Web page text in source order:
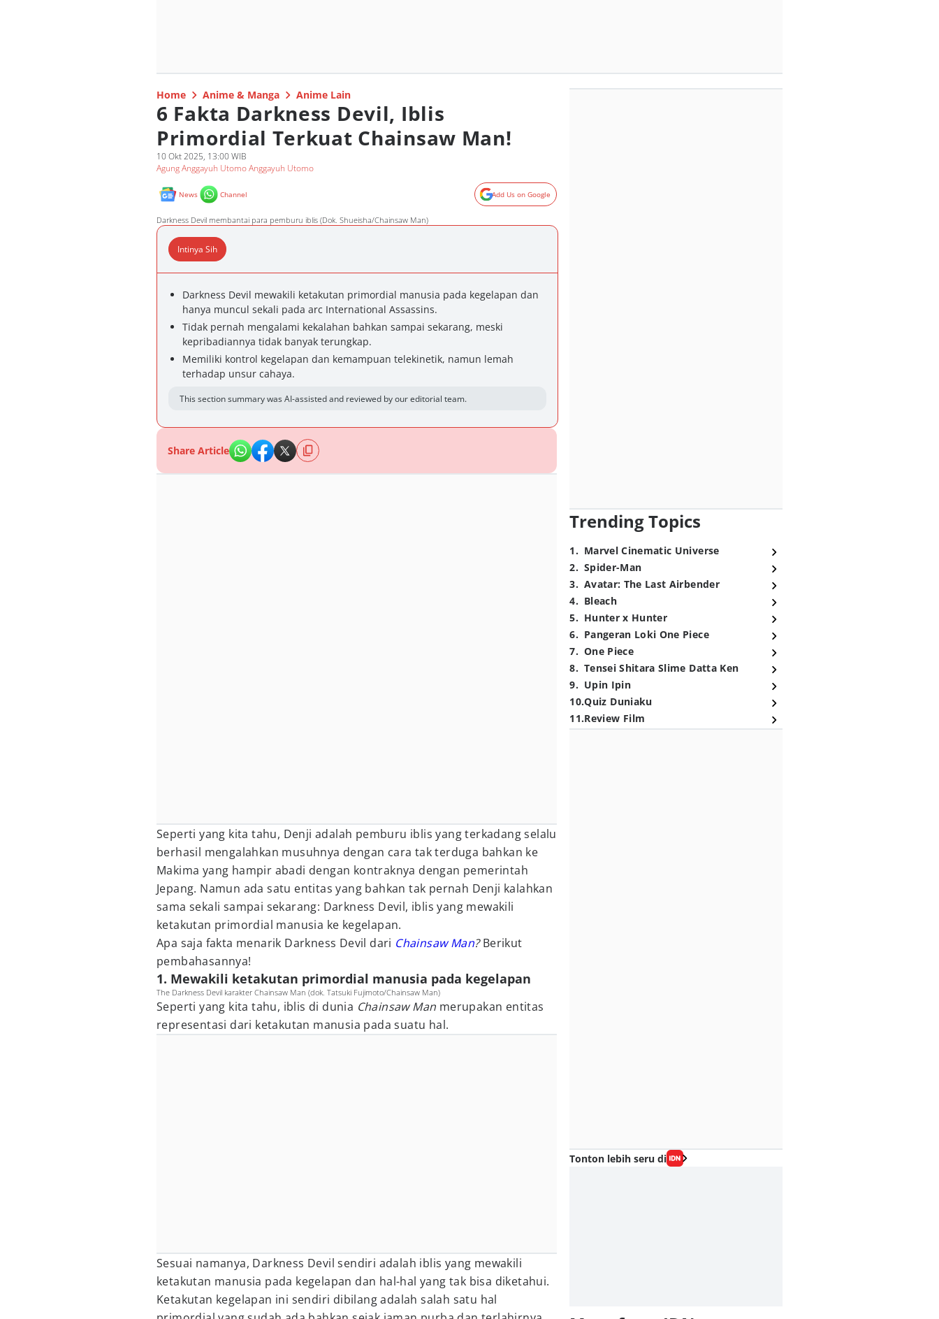
Home Anime & Manga Anime Lain
6 Fakta Darkness Devil, Iblis
Primordial Terkuat Chainsaw Man!
10 Okt 2025, 13:00 WIB
Agung Anggayuh Utomo Anggayuh Utomo
News Channel Add Us on Google
Darkness Devil membantai para pemburu iblis (Dok. Shueisha/Chainsaw Man)
Intinya Sih
Darkness Devil mewakili ketakutan primordial manusia pada kegelapan dan
hanya muncul sekali pada arc International Assassins.
Tidak pernah mengalami kekalahan bahkan sampai sekarang, meski
kepribadiannya tidak banyak terungkap.
Memiliki kontrol kegelapan dan kemampuan telekinetik, namun lemah
terhadap unsur cahaya.
This section summary was AI-assisted and reviewed by our editorial team.
Share Article
Seperti yang kita tahu, Denji adalah pemburu iblis yang terkadang selalu
berhasil mengalahkan musuhnya dengan cara tak terduga bahkan ke
Makima yang hampir abadi dengan kontraknya dengan pemerintah
Jepang. Namun ada satu entitas yang bahkan tak pernah Denji kalahkan
sama sekali sampai sekarang: Darkness Devil, iblis yang mewakili
ketakutan primordial manusia ke kegelapan.
Apa saja fakta menarik Darkness Devil dari Chainsaw Man?Berikut
pembahasannya!
1. Mewakili ketakutan primordial manusia pada kegelapan
The Darkness Devil karakter Chainsaw Man (dok. Tatsuki Fujimoto/Chainsaw Man)
Seperti yang kita tahu, iblis di dunia Chainsaw Man merupakan entitas
representasi dari ketakutan manusia pada suatu hal.
Sesuai namanya, Darkness Devil sendiri adalah iblis yang mewakili
ketakutan manusia pada kegelapan dan hal-hal yang tak bisa diketahui.
Ketakutan kegelapan ini sendiri dibilang adalah salah satu hal
Trending Topics
1. Marvel Cinematic Universe
2. Spider-Man
3. Avatar: The Last Airbender
4. Bleach
5. Hunter x Hunter
6. Pangeran Loki One Piece
7. One Piece
8. Tensei Shitara Slime Datta Ken
9. Upin Ipin
10.Quiz Duniaku
11.Review Film
Tonton lebih seru di